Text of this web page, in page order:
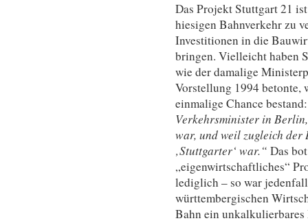
Das Projekt Stuttgart 21
hiesigen Bahnverkehr zu
Investitionen in die
bringen. Vielleicht haben
wie der damalige
Vorstellung 1994 betonte,
einmalige Chance
Verkehrsminister in
war, und weil zugleich
‚Stuttgarter‘ war.“ Das
„eigenwirtschaftliches“
lediglich – so war
württembergischen
Bahn ein